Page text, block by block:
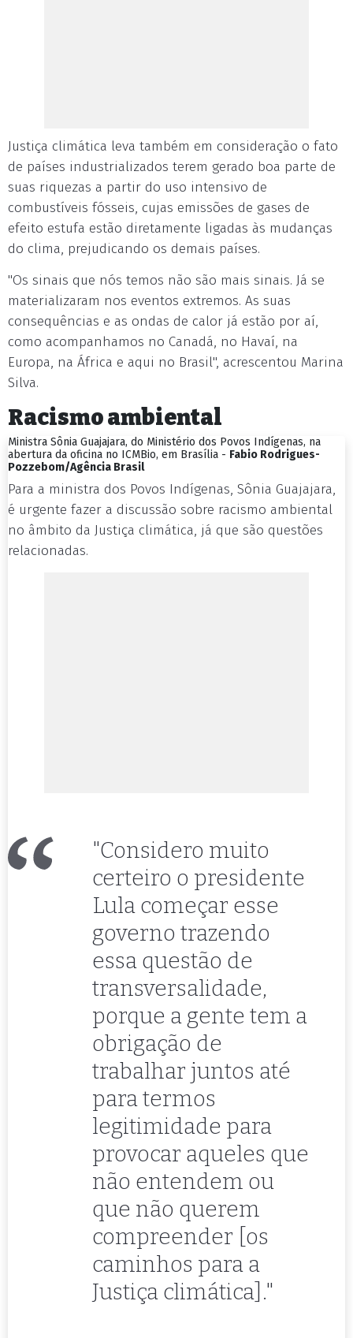
Justiça climática leva também em consideração o fato
de países industrializados terem gerado boa parte de
suas riquezas a partir do uso intensivo de
combustíveis fósseis, cujas emissões de gases de
efeito estufa estão diretamente ligadas às mudanças
do clima, prejudicando os demais países.
"Os sinais que nós temos não são mais sinais. Já se
materializaram nos eventos extremos. As suas
consequências e as ondas de calor já estão por aí,
como acompanhamos no Canadá, no Havaí, na
Europa, na África e aqui no Brasil", acrescentou Marina
Silva.
Racismo ambiental
Ministra Sônia Guajajara, do Ministério dos Povos Indígenas, na
abertura da oficina no ICMBio, em Brasília - Fabio Rodrigues-
Pozzebom/Agência Brasil
Para a ministra dos Povos Indígenas, Sônia Guajajara,
é urgente fazer a discussão sobre racismo ambiental
no âmbito da Justiça climática, já que são questões
relacionadas.
"Considero muito
certeiro o presidente
Lula começar esse
governo trazendo
essa questão de
transversalidade,
porque a gente tem a
obrigação de
trabalhar juntos até
para termos
legitimidade para
provocar aqueles que
não entendem ou
que não querem
compreender [os
caminhos para a
Justiça climática]."